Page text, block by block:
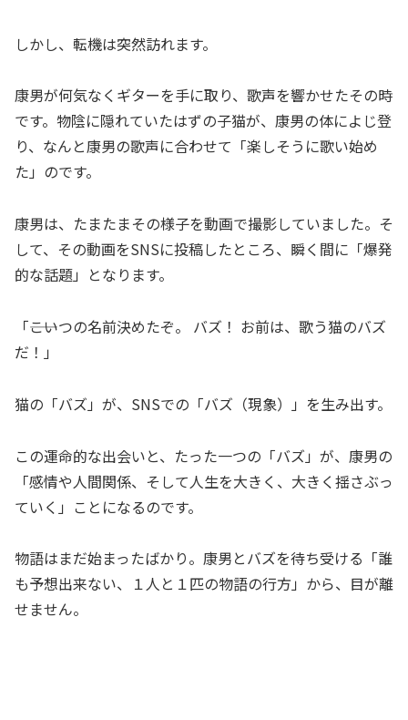
しかし、転機は突然訪れます。
康男が何気なくギターを手に取り、歌声を響かせたその時
です。物陰に隠れていたはずの子猫が、康男の体によじ登
り、なんと康男の歌声に合わせて「楽しそうに歌い始め
た」のです。
康男は、たまたまその様子を動画で撮影していました。そ
して、その動画をSNSに投稿したところ、瞬く間に「爆発
的な話題」となります。
「――こいつの名前決めたぞ。 バズ！ お前は、歌う猫のバズ
だ！」
猫の「バズ」が、SNSでの「バズ（現象）」を生み出す。
この運命的な出会いと、たった一つの「バズ」が、康男の
「感情や人間関係、そして人生を大きく、大きく揺さぶっ
ていく」ことになるのです。
物語はまだ始まったばかり。康男とバズを待ち受ける「誰
も予想出来ない、１人と１匹の物語の行方」から、目が離
せません。